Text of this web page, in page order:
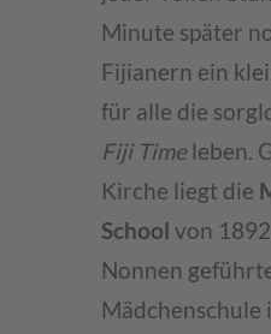
Minute später
Fijianern ein
für alle die
Fiji Timeleben.
Kirche liegt die
School von
Nonnen
Mädchenschule